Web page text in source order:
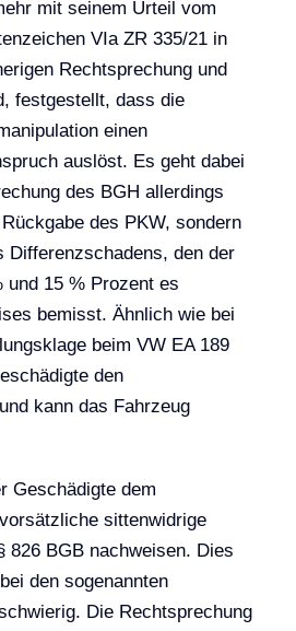
mit seinem Urteil vom
VIa ZR 335/21 in
Rechtsprechung und
festgestellt, dass die
einen
auslöst. Es geht dabei
des BGH allerdings
des PKW, sondern
Differenzschadens, den der
und 15 % Prozent es
bemisst. Ähnlich wie bei
beim VW EA 189
den
kann das Fahrzeug
Geschädigte dem
sittenwidrige
826 BGB nachweisen. Dies
den sogenannten
Die Rechtsprechung